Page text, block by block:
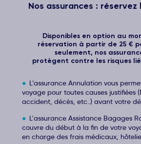
Nos assurances :
Disponibles en option au
réservation à partir de 25 €
seulement, nos
protègent contre les risques
L’assurance Annulation vous
voyage pour toutes causes justifiées
accident, décès, etc..) avant votre
L'assurance Assistance Bagages
couvre du début à la fin de votre
en charge des frais médicaux,